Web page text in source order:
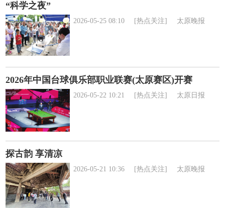
“科学之夜”
2026-05-25 08:10 [热点关注] 太原晚报
2026年中国台球俱乐部职业联赛(太原赛区)开赛
2026-05-22 10:21 [热点关注] 太原日报
探古韵 享清凉
2026-05-21 10:36 [热点关注] 太原晚报